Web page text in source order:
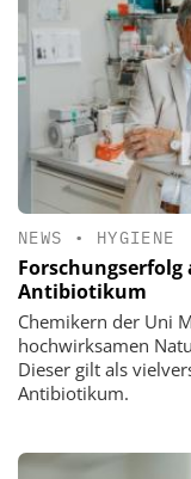
NEWS • HYGIENE
Forschungserfolg
Antibiotikum
Chemikern der Uni
hochwirksamen
Dieser gilt als
Antibiotikum.